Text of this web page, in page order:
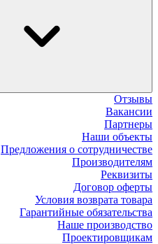
Отзывы
Вакансии
Партнеры
Наши объекты
Предложения о сотрудничестве
Производителям
Реквизиты
Договор оферты
Условия возврата товара
Гарантийные обязательства
Наше производство
Проектировщикам